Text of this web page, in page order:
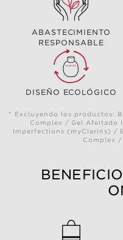
ABASTECIMIENTO
RESPONSABLE
DISEÑO ECOLÓGICO
* Excluyendo los productos:
Complex / Gel Afeitado
Imperfections (myClarins) /
Complex /